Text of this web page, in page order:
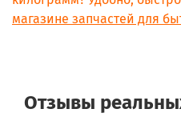
F1081ND.ABWPKIV
F1081ND5.ALSPCOM
F1280ND5.ALSPCOM
магазине запчастей для
Отзывы